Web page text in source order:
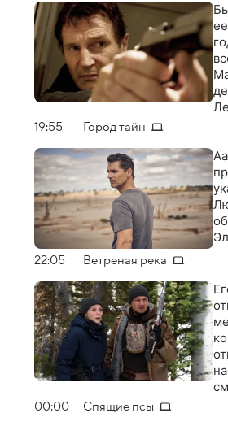
19:55 Город тайн
22:05 Ветреная река
00:00 Спящие псы